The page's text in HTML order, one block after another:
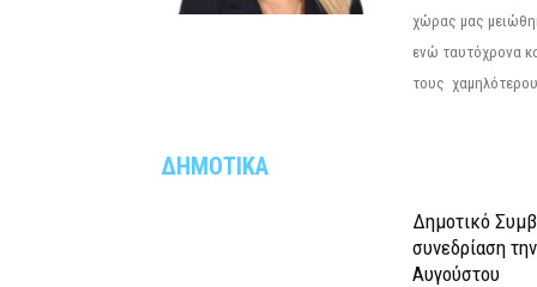
χώρας μας
ενώ ταυτόχρονα
τους
ΔΗΜΟΤΙΚΑ
Δημοτικό
συνεδρίαση
Αυγούστου